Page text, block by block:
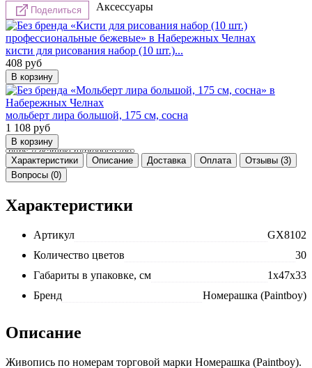
Поделиться Аксессуары
кисти для рисования набор (10 шт.)...
408 руб
мольберт лира большой, 175 см, сосна
1 108 руб
Характеристики Описание Доставка Оплата
Отзывы (3)
Вопросы (0)
Характеристики
Артикул
GX8102
Количество цветов
30
Габариты в упаковке, см
1x47x33
Бренд
Номерашка (Paintboy)
Описание
Живопись по номерам торговой марки Номерашка (Paintboy).